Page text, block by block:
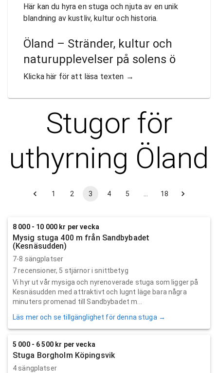
Här kan du hyra en stuga och njuta av en unik
blandning av kustliv, kultur och historia.
Öland – Stränder, kultur och
naturupplevelser på solens ö
Klicka här för att läsa texten →
Stugor för
uthyrning Öland
1 2 3 4 5 … 18
8 000 - 10 000 kr per vecka
Mysig stuga 400 m från Sandbybadet
(Kesnäsudden)
7-8 sängplatser
7recensioner, 5 stjärnor i snittbetyg
Vi hyr ut vår mysiga och nyrenoverade stuga som ligger på
Kesnäsudden med attraktivt och lugnt läge bara några
minuters promenad till Sandbybadet m...
Läs mer och se tillgänglighet för denna stuga →
5 000 - 6 500 kr per vecka
Stuga Borgholm Köpingsvik
4 sängplatser